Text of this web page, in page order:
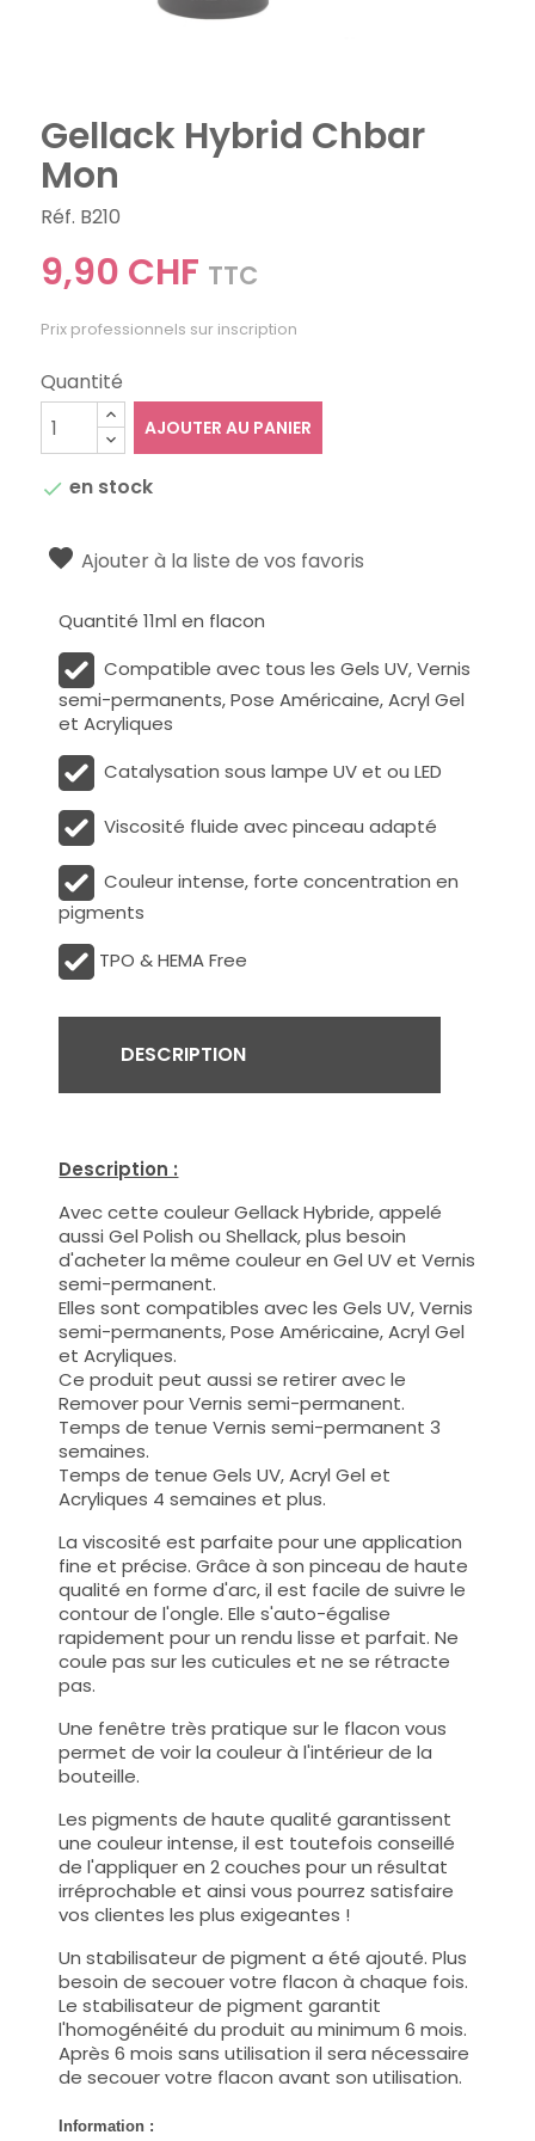
Gellack Hybrid Chbar
Mon
Réf. B210
9,90 CHF TTC
Prix professionnels sur inscription
Quantité
AJOUTER AU PANIER
 en stock
Ajouter à la liste de vos favoris
Quantité 11ml en flacon
Compatible avec tous les Gels UV, Vernis
semi-permanents, Pose Américaine, Acryl Gel
et Acryliques
Catalysation sous lampe UV et ou LED
Viscosité fluide avec pinceau adapté
Couleur intense, forte concentration en
pigments
TPO & HEMA Free
DESCRIPTION
Description :
Avec cette couleur Gellack Hybride, appelé
aussi Gel Polish ou Shellack, plus besoin
d'acheter la même couleur en Gel UV et Vernis
semi-permanent.
Elles sont compatibles avec les Gels UV, Vernis
semi-permanents, Pose Américaine, Acryl Gel
et Acryliques.
Ce produit peut aussi se retirer avec le
Remover pour Vernis semi-permanent.
Temps de tenue Vernis semi-permanent 3
semaines.
Temps de tenue Gels UV, Acryl Gel et
Acryliques 4 semaines et plus.
La viscosité est parfaite pour une application
fine et précise. Grâce à son pinceau de haute
qualité en forme d'arc, il est facile de suivre le
contour de l'ongle. Elle s'auto-égalise
rapidement pour un rendu lisse et parfait. Ne
coule pas sur les cuticules et ne se rétracte
pas.
Une fenêtre très pratique sur le flacon vous
permet de voir la couleur à l'intérieur de la
bouteille.
Les pigments de haute qualité garantissent
une couleur intense, il est toutefois conseillé
de l'appliquer en 2 couches pour un résultat
irréprochable et ainsi vous pourrez satisfaire
vos clientes les plus exigeantes !
Un stabilisateur de pigment a été ajouté. Plus
besoin de secouer votre flacon à chaque fois.
Le stabilisateur de pigment garantit
l'homogénéité du produit au minimum 6 mois.
Après 6 mois sans utilisation il sera nécessaire
de secouer votre flacon avant son utilisation.
Information :